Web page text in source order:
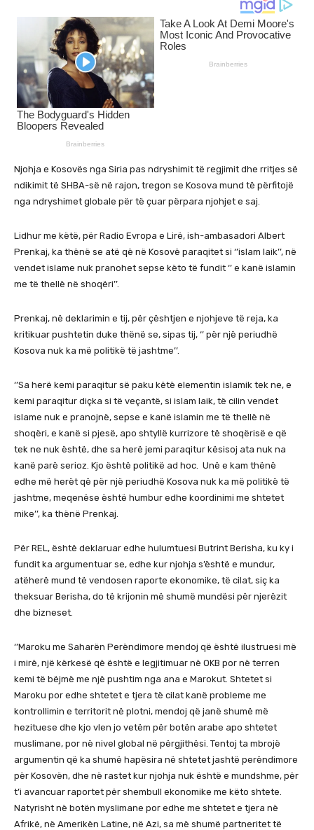
Njohja e Kosovës nga Siria pas ndryshimit të regjimit dhe rritjes së
ndikimit të SHBA-së në rajon, tregon se Kosova mund të përfitojë
nga ndryshimet globale për të çuar përpara njohjet e saj.
Lidhur me këtë, për Radio Evropa e Lirë, ish-ambasadori Albert
Prenkaj, ka thënë se atë që në Kosovë paraqitet si ‘’islam laik’’, në
vendet islame nuk pranohet sepse këto të fundit ‘’ e kanë islamin
me të thellë në shoqëri’’.
Prenkaj, në deklarimin e tij, për çështjen e njohjeve të reja, ka
kritikuar pushtetin duke thënë se, sipas tij, ‘’ për një periudhë
Kosova nuk ka më politikë të jashtme’’.
‘’Sa herë kemi paraqitur së paku këtë elementin islamik tek ne, e
kemi paraqitur diçka si të veçantë, si islam laik, të cilin vendet
islame nuk e pranojnë, sepse e kanë islamin me të thellë në
shoqëri, e kanë si pjesë, apo shtyllë kurrizore të shoqërisë e që
tek ne nuk është, dhe sa herë jemi paraqitur kësisoj ata nuk na
kanë parë serioz. Kjo është politikë ad hoc. Unë e kam thënë
edhe më herët që për një periudhë Kosova nuk ka më politikë të
jashtme, meqenëse është humbur edhe koordinimi me shtetet
mike’’, ka thënë Prenkaj.
Për REL, është deklaruar edhe hulumtuesi Butrint Berisha, ku ky i
fundit ka argumentuar se, edhe kur njohja s’është e mundur,
atëherë mund të vendosen raporte ekonomike, të cilat, siç ka
theksuar Berisha, do të krijonin më shumë mundësi për njerëzit
dhe bizneset.
‘’Maroku me Saharën Perëndimore mendoj që është ilustruesi më
i mirë, një kërkesë që është e legjitimuar në OKB por në terren
kemi të bëjmë me një pushtim nga ana e Marokut. Shtetet si
Maroku por edhe shtetet e tjera të cilat kanë probleme me
kontrollimin e territorit në plotni, mendoj që janë shumë më
hezituese dhe kjo vlen jo vetëm për botën arabe apo shtetet
muslimane, por në nivel global në përgjithësi. Tentoj ta mbrojë
argumentin që ka shumë hapësira në shtetet jashtë perëndimore
për Kosovën, dhe në rastet kur njohja nuk është e mundshme, për
t’i avancuar raportet për shembull ekonomike me këto shtete.
Natyrisht në botën myslimane por edhe me shtetet e tjera në
Afrikë, në Amerikën Latine, në Azi, sa më shumë partneritet të